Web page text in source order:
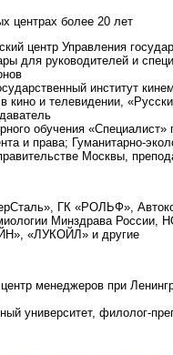
центрах более 20 лет
центр Управления
для руководителей и
институт
и телевидении,
обучения
и права; Гуманитарно-
Москвы,
ГК «РОЛЬФ»,
Минздрава
«ЛУКОЙЛ» и другие
менеджеров при
университет, филолог-